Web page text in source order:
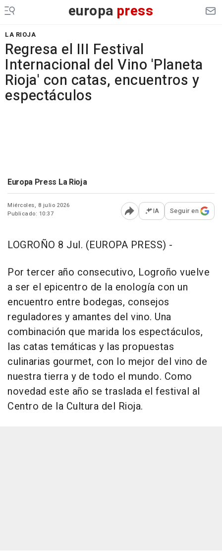
europa press
LA RIOJA
Regresa el III Festival
Internacional del Vino 'Planeta
Rioja' con catas, encuentros y
espectáculos
Europa Press La Rioja
Miércoles, 8 julio 2026
Publicado: 10:37
Abrir opciones para
IA Seguir en
LOGROÑO 8 Jul. (EUROPA PRESS) -
Por tercer año consecutivo, Logroño vuelve
a ser el epicentro de la enología con un
encuentro entre bodegas, consejos
reguladores y amantes del vino. Una
combinación que marida los espectáculos,
las catas temáticas y las propuestas
culinarias gourmet, con lo mejor del vino de
nuestra tierra y de todo el mundo. Como
novedad este año se traslada el festival al
Centro de la Cultura del Rioja.